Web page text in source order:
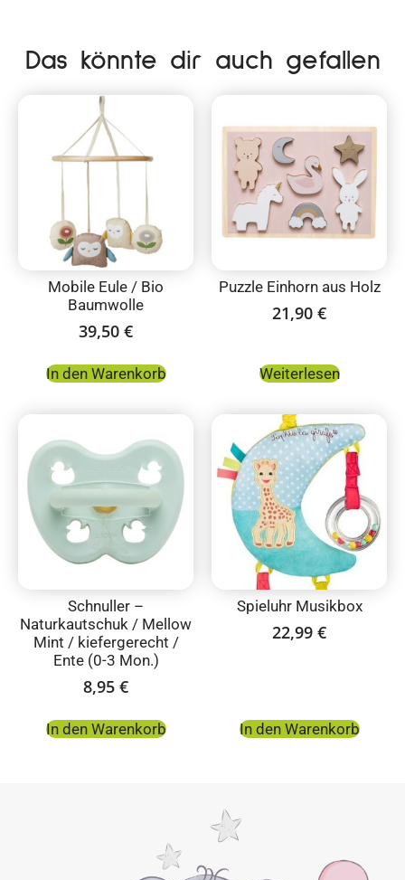
Das könnte dir auch gefallen
Mobile Eule / Bio
Baumwolle
39,50 €
In den Warenkorb
Puzzle Einhorn aus Holz
21,90 €
Weiterlesen
Schnuller –
Naturkautschuk / Mellow
Mint / kiefergerecht /
Ente (0-3 Mon.)
8,95 €
In den Warenkorb
Spieluhr Musikbox
22,99 €
In den Warenkorb